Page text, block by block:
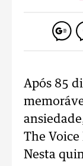
Após 85
The Voice
Nesta